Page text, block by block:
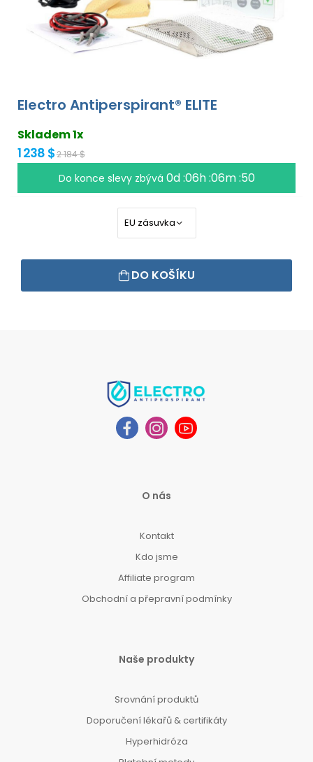
Electro Antiperspirant® ELITE
Skladem 1x
1 238 $2 184 $
Do konce slevy zbývá 0d :06h :06m :50
DO KOŠÍKU
O nás
Kontakt
Kdo jsme
Affiliate program
Obchodní a přepravní podmínky
Naše produkty
Srovnání produktů
Doporučení lékařů & certifikáty
Hyperhidróza